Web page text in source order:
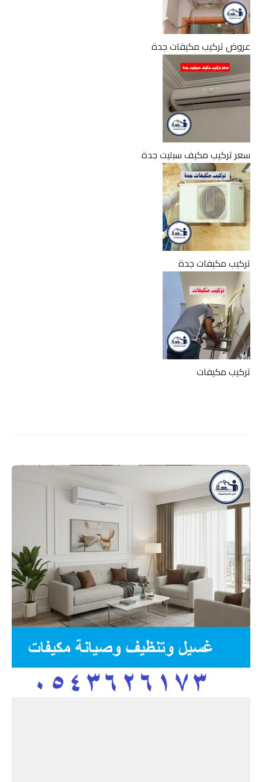
عروض تركيب مكيفات جدة
سعر تركيب مكيف سبليت جدة
تركيب مكيفات جدة
تركيب مكيفات